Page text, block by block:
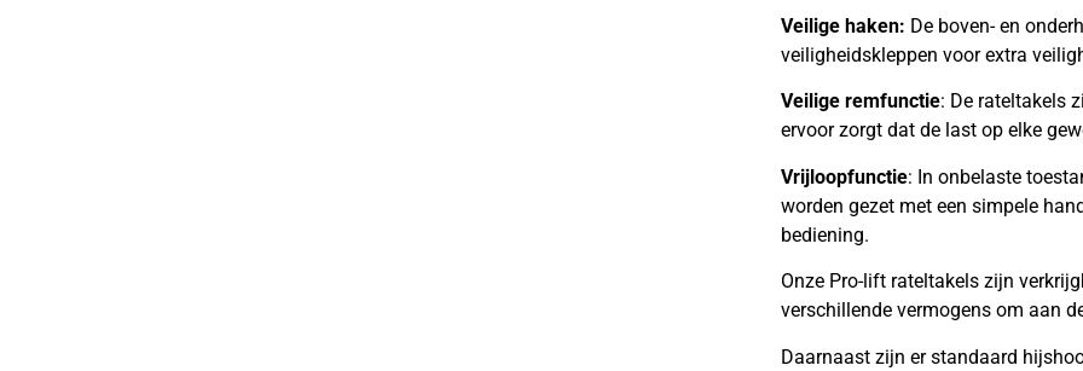
Veilige haken: De boven- en
veiligheidskleppen voor extra
Veilige remfunctie: De rateltakels
ervoor zorgt dat de last op elke
Vrijloopfunctie: In onbelaste
worden gezet met een simpele
bediening.
Onze Pro-lift rateltakels zijn
verschillende vermogens om aan
Daarnaast zijn er standaard